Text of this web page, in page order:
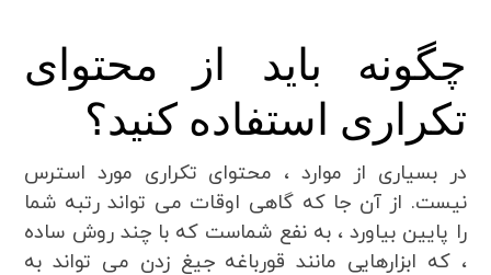
چگونه باید از محتوای
تکراری استفاده کنید؟
در بسیاری از موارد ، محتوای تکراری مورد استرس
نیست. از آن جا که گاهی اوقات می تواند رتبه شما
را پایین بیاورد ، به نفع شماست که با چند روش ساده
، که ابزارهایی مانند قورباغه جیغ زدن می تواند به